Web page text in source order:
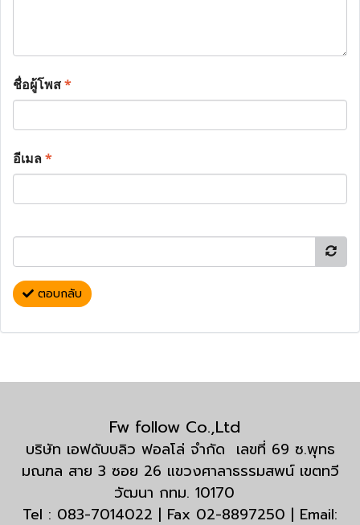
ชื่อผู้โพส*
อีเมล*
ตอบกลับ
Fw follow Co.,Ltd
บริษัท เอฟดับบลิว ฟอลโล่ จำกัด เลขที่ 69 ซ.พุทธ
มณฑล สาย 3 ซอย 26 แขวงศาลาธรรมสพน์ เขตทวี
วัฒนา กทม. 10170
Tel : 083-7014022 | Fax 02-8897250 | Email: